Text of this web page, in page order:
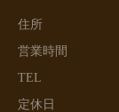
住所
営業時間
TEL
定休日